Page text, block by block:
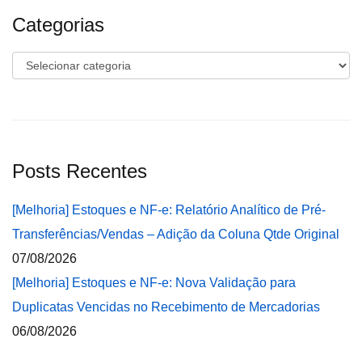
Categorias
Categorias
Posts Recentes
[Melhoria] Estoques e NF-e: Relatório Analítico de Pré-
Transferências/Vendas – Adição da Coluna Qtde Original
07/08/2026
[Melhoria] Estoques e NF-e: Nova Validação para
Duplicatas Vencidas no Recebimento de Mercadorias
06/08/2026